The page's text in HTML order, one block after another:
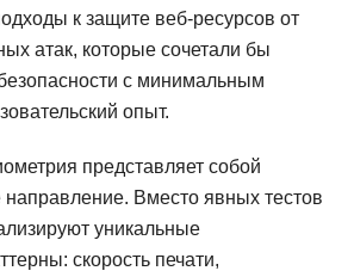
к защите веб-ресурсов от
атак, которые сочетали бы
с минимальным
опыт.
представляет собой
Вместо явных тестов
уникальные
скорость печати,